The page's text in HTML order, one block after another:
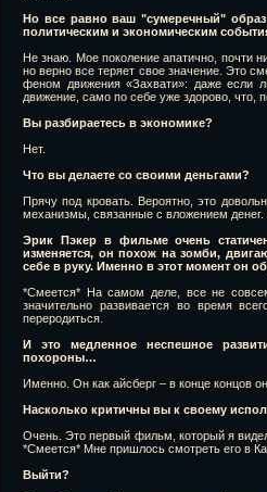
Но все равно ваш "сумеречный"
политическим и экономическим
Не знаю. Мое поколение апатично, почти
но верно все теряет свое значение. Это
феном движения «Захвати»: даже если
движение, само по себе уже здорово, что,
Вы разбираетесь в экономике?
Нет.
Что вы делаете со своими деньгами?
Прячу под кровать. Вероятно, это
механизмы, связанные с вложением
Эрик Пэкер в фильме очень
изменяется, он похож на зомби,
себе в руку. Именно в этот момент он
*Смеется* На самом деле, все не
значительно развивается во время
переродиться.
И это медленное неспешное
похороны…
Именно. Он как айсберг – в конце концов
Насколько критичны вы к своему
Очень. Это первый фильм, который я
*Смеется* Мне пришлось смотреть его в
Выйти?